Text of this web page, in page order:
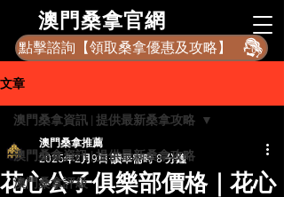
​澳門桑拿官網
點擊諮詢【領取桑拿優惠及攻略】
文章
澳門桑拿資訊 | 提供最新桑拿攻略
澳門桑拿評級
澳門桑拿資訊 | 提供最新桑拿攻略
花心公子俱樂部價格｜花心
澳門桑拿推薦
2025年2月9日 讀畢需時 8 分鐘